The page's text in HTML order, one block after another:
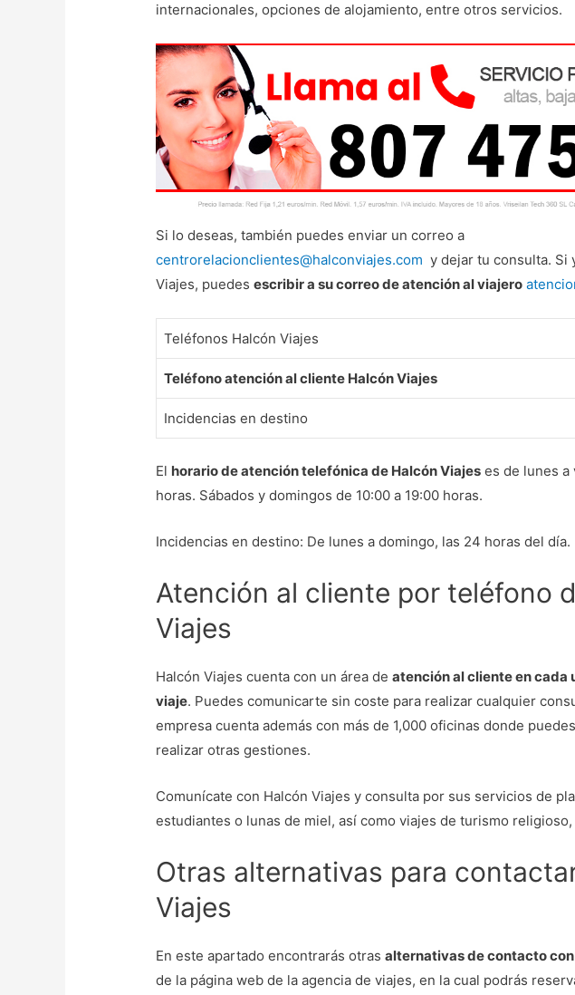
internacionales, opciones de alojamiento, entre otros servicios.
Si lo deseas, también puedes enviar un correo a
centrorelacionclientes@halconviajes.com y dejar tu consulta. Si
Viajes, puedesescribir a su correo de atención al viajero
Teléfonos Halcón Viajes
Teléfono atención al cliente Halcón Viajes
Incidencias en destino
El horario de atención telefónica de Halcón Viajes es de lunes a
horas. Sábados y domingos de 10:00 a 19:00 horas.
Incidencias en destino: De lunes a domingo, las 24 horas del día.
Atención al cliente por teléfono
Viajes
Halcón Viajes cuenta con un área deatención al cliente en cada
viaje. Puedes comunicarte sin coste para realizar cualquier
empresa cuenta además con más de 1,000 oficinas donde
realizar otras gestiones.
Comunícate con Halcón Viajes y consulta por sus servicios de
estudiantes o lunas de miel, así como viajes de turismo
Otras alternativas para
Viajes
En este apartado encontrarás otrasalternativas de contacto
de la página web de la agencia de viajes, en la cual podrás